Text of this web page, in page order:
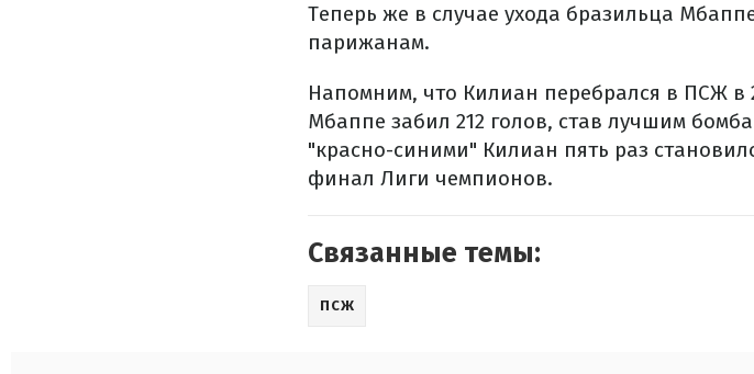
Теперь же в случае ухода бразильца
парижанам.
Напомним, что Килиан перебрался в ПСЖ в
Мбаппе забил 212 голов, став лучшим
"красно-синими" Килиан пять раз
финал Лиги чемпионов.
Связанные темы:
ПСЖ